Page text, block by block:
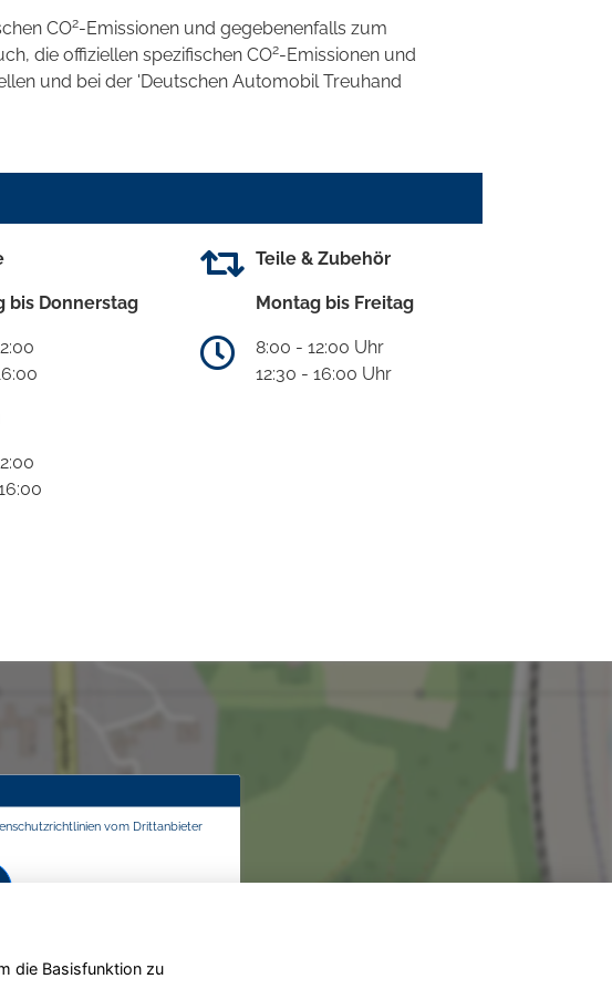
CO2-Emissionen und gegebenenfalls zum
die offiziellen spezifischen CO2-Emissionen und
und bei der 'Deutschen Automobil Treuhand
bis Donnerstag
Teile & Zubehör
Montag bis Freitag
8:00 - 12:00 Uhr
12:30 - 16:00 Uhr
vom Drittanbieter
die Basisfunktion zu